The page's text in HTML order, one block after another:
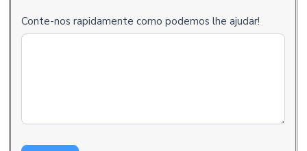
Conte-nos rapidamente como podemos lhe ajudar!